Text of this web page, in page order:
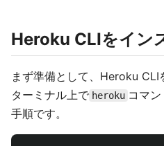
Heroku CLIをイン
まず準備として、Heroku CLI
ターミナル上で heroku コマ
手順です。